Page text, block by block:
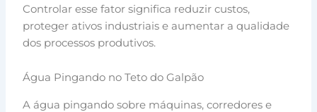
Controlar esse fator significa reduzir custos,
proteger ativos industriais e aumentar a qualidade
dos processos produtivos.
Água Pingando no Teto do Galpão
A água pingando sobre máquinas, corredores e